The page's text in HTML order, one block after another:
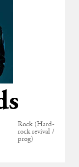
Rock (Hard-
rock revival /
prog)